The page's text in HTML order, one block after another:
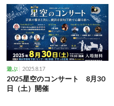
遊ぶ 2025.8.17
2025星空のコンサート 8月30
日（土）開催